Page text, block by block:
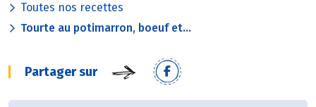
Toutes nos recettes
Tourte au potimarron, boeuf et...
Partager sur